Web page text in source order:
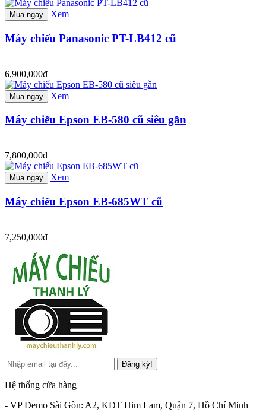
Mua ngay Xem
Máy chiếu Panasonic PT-LB412 cũ
6,900,000đ
Mua ngay Xem
Máy chiếu Epson EB-580 cũ siêu gần
7,800,000đ
Mua ngay Xem
Máy chiếu Epson EB-685WT cũ
7,250,000đ
Đăng ký!
Hệ thống cửa hàng
- VP Demo Sài Gòn: A2, KĐT Him Lam, Quận 7, Hồ Chí Minh